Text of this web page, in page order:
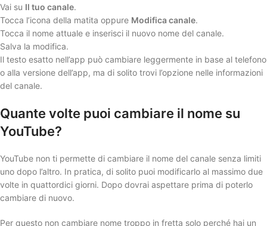
Vai su Il tuo canale.
Tocca l’icona della matita oppure Modifica canale.
Tocca il nome attuale e inserisci il nuovo nome del canale.
Salva la modifica.
Il testo esatto nell’app può cambiare leggermente in base al telefono
o alla versione dell’app, ma di solito trovi l’opzione nelle informazioni
del canale.
Quante volte puoi cambiare il nome su
YouTube?
YouTube non ti permette di cambiare il nome del canale senza limiti
uno dopo l’altro. In pratica, di solito puoi modificarlo al massimo due
volte in quattordici giorni. Dopo dovrai aspettare prima di poterlo
cambiare di nuovo.
Per questo non cambiare nome troppo in fretta solo perché hai un